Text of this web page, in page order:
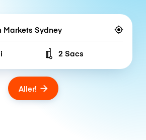
Number of bags
2 Sacs
Aller!